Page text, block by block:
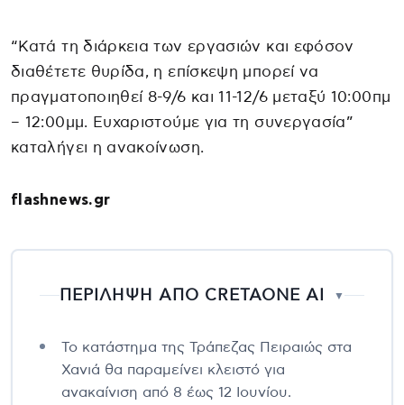
“Κατά τη διάρκεια των εργασιών και εφόσον
διαθέτετε θυρίδα, η επίσκεψη μπορεί να
πραγματοποιηθεί 8-9/6 και 11-12/6 μεταξύ 10:00πμ
– 12:00μμ. Ευχαριστούμε για τη συνεργασία”
καταλήγει η ανακοίνωση.
flashnews.gr
ΠΕΡΙΛΗΨΗ ΑΠΟ CRETAONE AI ▼
Το κατάστημα της Τράπεζας Πειραιώς στα
Χανιά θα παραμείνει κλειστό για
ανακαίνιση από 8 έως 12 Ιουνίου.